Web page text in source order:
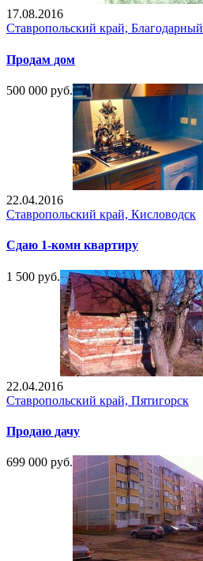
17.08.2016
Ставропольский край, Благодарный
Продам дом
500 000 руб.
22.04.2016
Ставропольский край, Кисловодск
Сдаю 1-комн квартиру
1 500 руб.
22.04.2016
Ставропольский край, Пятигорск
Продаю дачу
699 000 руб.